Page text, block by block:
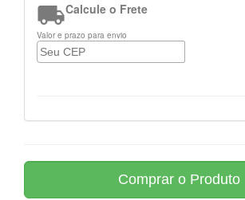
Calcule o Frete
Valor e prazo para envio